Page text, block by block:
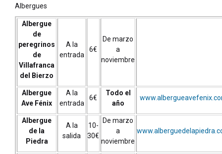
Albergues
Albergue
de
peregrinos
de
Villafranca
del Bierzo
A la
entrada
6€
De marzo
a
noviembre
Albergue
Ave Fénix
A la
entrada
6€
Todo el
año
Albergue
de la
Piedra
A la
salida
10-
30€
De marzo
a
noviembre